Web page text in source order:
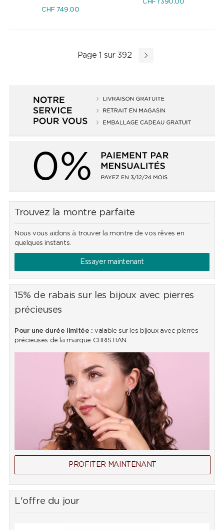
CHF 749.00
CHF 1'390.00
Page 1 sur 392
Trouvez la montre parfaite
Nous vous aidons à trouver la montre de vos rêves en
quelques instants.
Essayer maintenant
15% de rabais sur les bijoux avec pierres
précieuses
Pour une durée limitée : valable sur les bijoux avec pierres
précieuses de la marque CHRISTIAN.
PROFITER MAINTENANT
L'offre du jour